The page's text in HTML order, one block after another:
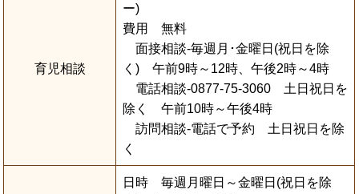
育児相談
ー)
費用 無料
面接相談-毎週月･金曜日(祝日を除
く) 午前9時～12時、午後2時～4時
電話相談-0877-75-3060 土日祝日を
除く 午前10時～午後4時
訪問相談-電話で予約 土日祝日を除
く
日時 毎週月曜日～金曜日(祝日を除